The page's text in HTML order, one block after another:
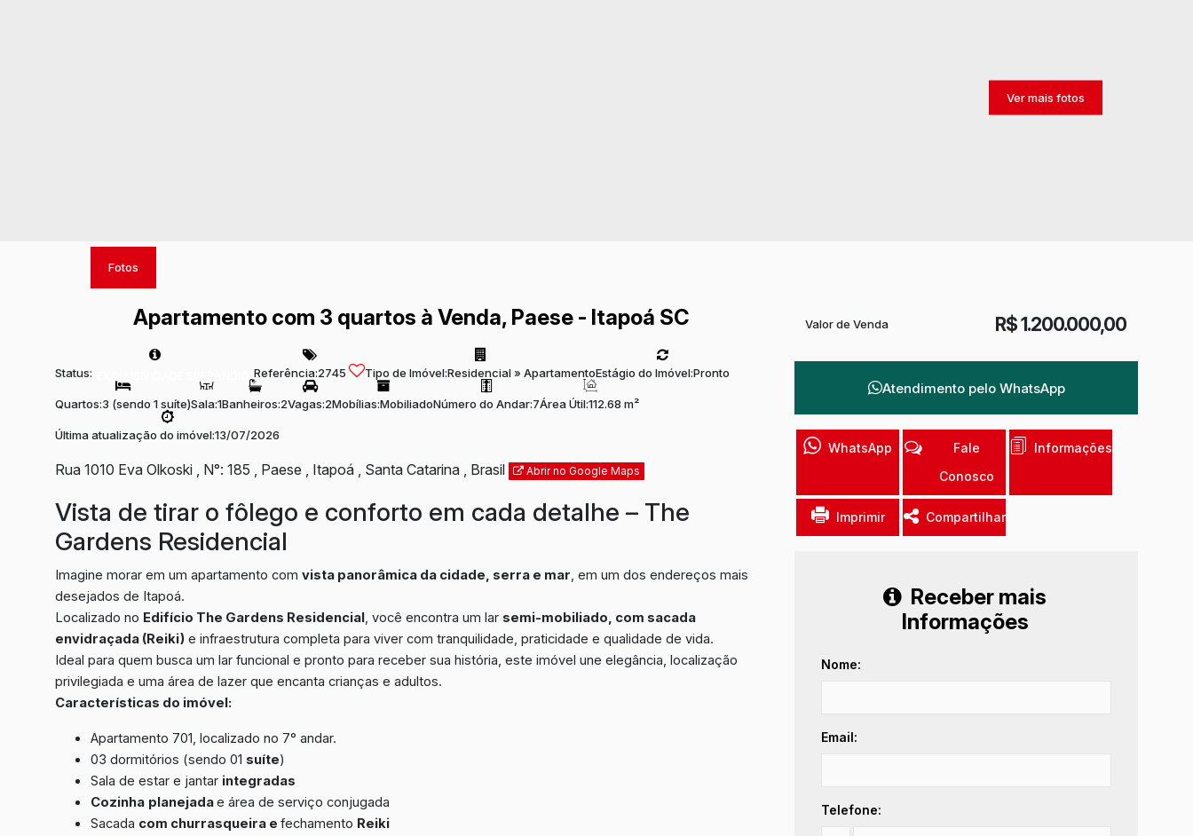
Fotos
Apartamento com 3 quartos à Venda, Paese - Itapoá SC
Status: Referência:2745 Tipo de Imóvel:Residencial» ApartamentoEstágio do Imóvel:Pronto
Quartos:3 (sendo 1 suíte)Sala:1Banheiros:2Vagas:2Mobílias:MobiliadoNúmero do Andar:7Área Útil:112.68 m²
Última atualização do imóvel:13/07/2026
Rua 1010 Eva Olkoski , N°: 185 , Paese , Itapoá , Santa Catarina , Brasil Abrir no Google Maps
Vista de tirar o fôlego e conforto em cada detalhe – The
Gardens Residencial
Imagine morar em um apartamento com vista panorâmica da cidade, serra e mar, em um dos endereços mais
desejados de Itapoá.
Localizado no Edifício The Gardens Residencial, você encontra um lar semi-mobiliado, com sacada
envidraçada (Reiki) e infraestrutura completa para viver com tranquilidade, praticidade e qualidade de vida.
Ideal para quem busca um lar funcional e pronto para receber sua história, este imóvel une elegância, localização
privilegiada e uma área de lazer que encanta crianças e adultos.
Características do imóvel:
Apartamento 701, localizado no 7° andar.
03 dormitórios (sendo 01 suíte)
Sala de estar e jantar integradas
Cozinha planejadae área de serviço conjugada
Sacada com churrasqueira e fechamento Reiki
R$1.200.000,00
Valor de Venda
Atendimento pelo WhatsApp
WhatsApp
Fale
Conosco
Informações
Imprimir Compartilhar
Receber mais
Informações
Nome:
Email:
Telefone: